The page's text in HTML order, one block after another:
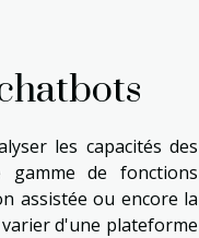
les capacités des
de fonctions
assistée ou encore la
d'une plateforme